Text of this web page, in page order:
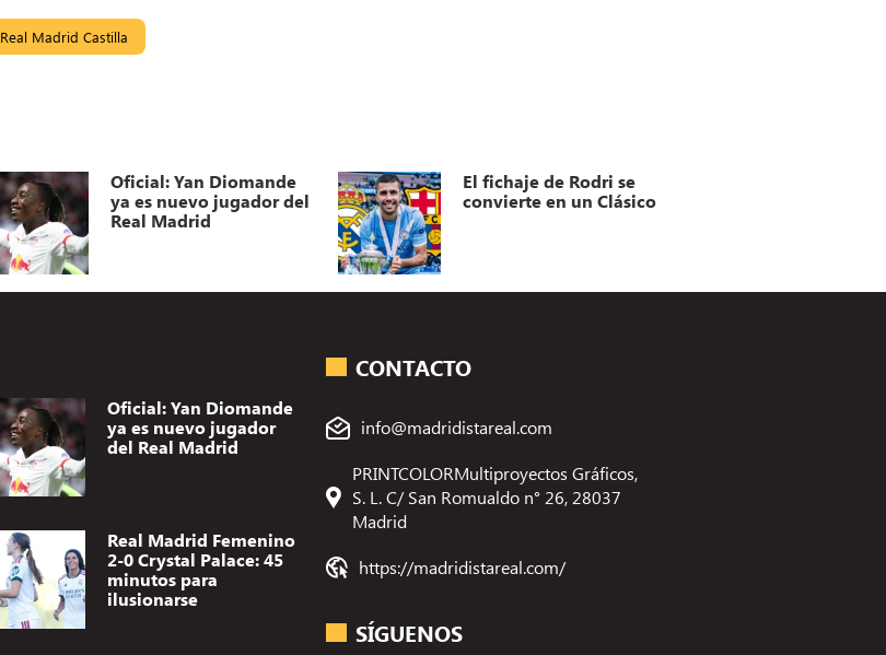
Real Madrid Castilla
Oficial: Yan Diomande
ya es nuevo jugador del
Real Madrid
El fichaje de Rodri se
convierte en un Clásico
Oficial: Yan Diomande
ya es nuevo jugador
del Real Madrid
Real Madrid Femenino
2-0 Crystal Palace: 45
minutos para
ilusionarse
CONTACTO
info@madridistareal.com
PRINTCOLORMultiproyectos Gráficos,
S. L. C/ San Romualdo n° 26, 28037
Madrid
https://madridistareal.com/
SÍGUENOS